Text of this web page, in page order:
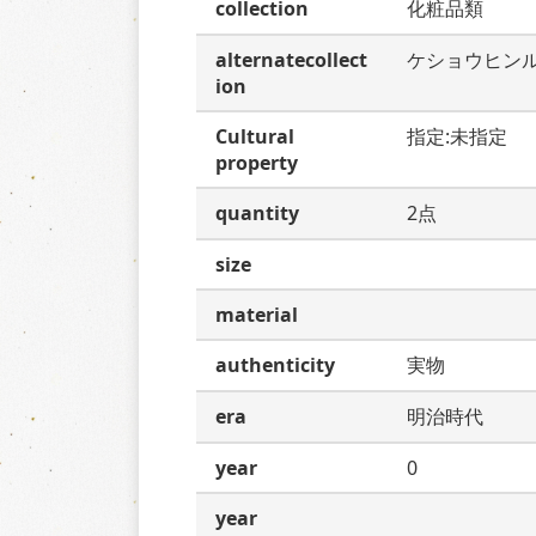
collection
化粧品類
alternatecollect
ion
ケショウヒン
Cultural
property
指定:未指定
quantity
2点
size
material
authenticity
実物
era
明治時代
year
0
year